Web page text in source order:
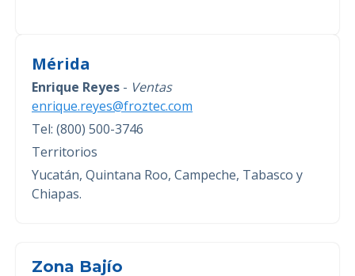
Mérida
Enrique Reyes - Ventas
enrique.reyes@froztec.com
Tel: (800) 500-3746
Territorios
Yucatán, Quintana Roo, Campeche, Tabasco y
Chiapas.
Zona Bajío